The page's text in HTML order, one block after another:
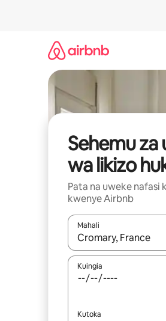
Sehemu za
wa likizo
Pata na uweke nafasi
kwenye Airbnb
Mahali
Wakati matokeo
Kuingia
Kutoka